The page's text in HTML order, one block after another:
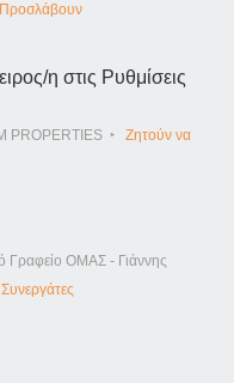
η στις Ρυθμίσεις
PROPERTIES
Ζητούν να
Γραφείο ΟΜΑΣ - Γιάννης